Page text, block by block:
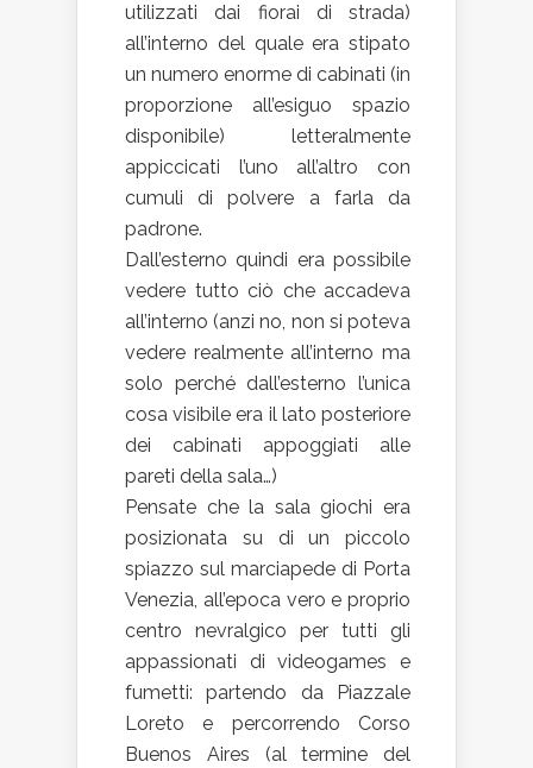
utilizzati dai fiorai di strada)
all’interno del quale era stipato
un numero enorme di cabinati (in
proporzione all’esiguo spazio
disponibile) letteralmente
appiccicati l’uno all’altro con
cumuli di polvere a farla da
padrone.
Dall’esterno quindi era possibile
vedere tutto ciò che accadeva
all’interno (anzi no, non si poteva
vedere realmente all’interno ma
solo perché dall’esterno l’unica
cosa visibile era il lato posteriore
dei cabinati appoggiati alle
pareti della sala…)
Pensate che la sala giochi era
posizionata su di un piccolo
spiazzo sul marciapede di Porta
Venezia, all’epoca vero e proprio
centro nevralgico per tutti gli
appassionati di videogames e
fumetti: partendo da Piazzale
Loreto e percorrendo Corso
Buenos Aires (al termine del